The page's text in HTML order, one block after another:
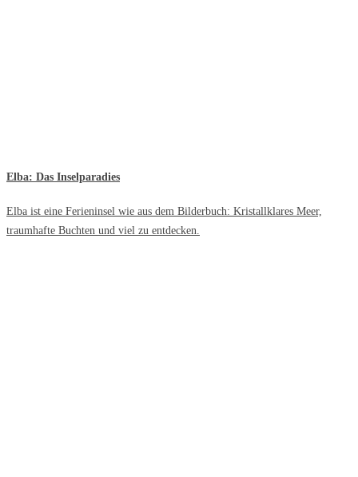
Elba: Das Inselparadies
Elba ist eine Ferieninsel wie aus dem Bilderbuch: Kristallklares Meer,
traumhafte Buchten und viel zu entdecken.